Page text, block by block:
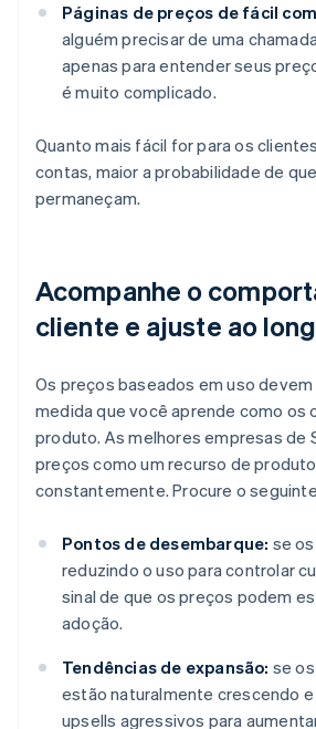
Páginas de preços de fácil
alguém precisar de uma
apenas para entender seus
é muito complicado.
Quanto mais fácil for para os
contas, maior a probabilidade de
permaneçam.
Acompanhe o
cliente e ajuste ao
Os preços baseados em uso
medida que você aprende como os
produto. As melhores empresas de
preços como um recurso de
constantemente. Procure o
Pontos de desembarque: se
reduzindo o uso para controlar
sinal de que os preços podem
adoção.
Tendências de expansão: se
estão naturalmente crescendo
upsells agressivos para